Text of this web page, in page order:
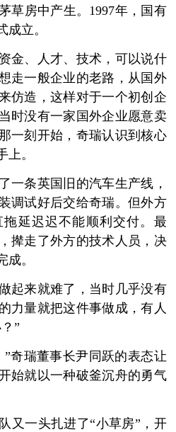
草房中产生。1997年，国有
成立。
、人才、技术，可以说什
走一般企业的老路，从国外
仿造，这样对于一个初创企
时没有一家国外企业愿意卖
一刻开始，奇瑞认识到核心
上。
条英国旧的汽车生产线，
调试好后交给奇瑞。但外方
延迟迟不能顺利交付。最
撵走了外方的技术人员，决
成。
来就难了，当时几乎没有
力量就把这件事做成，有人
”
瑞董事长尹同跃的表态让
始就以一种破釜沉舟的勇气
一头扎进了“小草房”，开